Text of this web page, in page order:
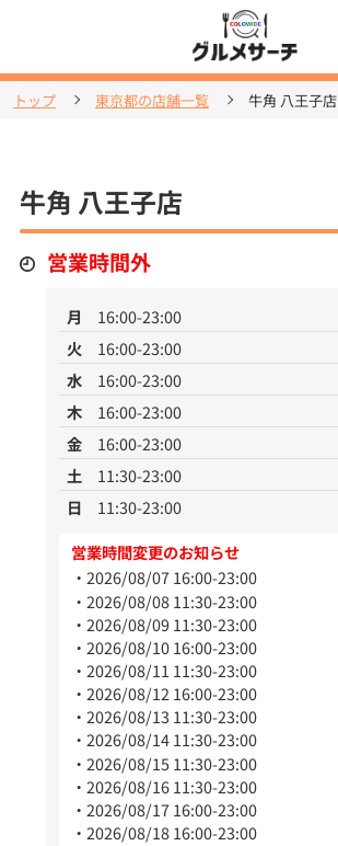
トップ 東京都の店舗一覧 牛角 八王子店
牛角 八王子店
営業時間外
月
16:00-23:00
火
16:00-23:00
水
16:00-23:00
木
16:00-23:00
金
16:00-23:00
土
11:30-23:00
日
11:30-23:00
営業時間変更のお知らせ
2026/08/07 16:00-23:00
2026/08/08 11:30-23:00
2026/08/09 11:30-23:00
2026/08/10 16:00-23:00
2026/08/11 11:30-23:00
2026/08/12 16:00-23:00
2026/08/13 11:30-23:00
2026/08/14 11:30-23:00
2026/08/15 11:30-23:00
2026/08/16 11:30-23:00
2026/08/17 16:00-23:00
2026/08/18 16:00-23:00